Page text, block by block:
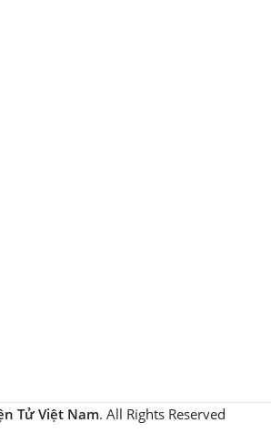
ứng dụng Android đơn giản.
lợi ích khi sử dụng cho Android.
dụng iOS (ViewController,
dùng (UI) với các thành phần cơ
ứng dụng iOS đơn giản.
Tử Việt Nam. All Rights Reserved